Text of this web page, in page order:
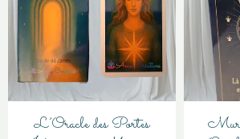
L’Oracle des Portes